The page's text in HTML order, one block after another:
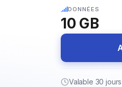
DONNÉES
10 GB
Valable 30